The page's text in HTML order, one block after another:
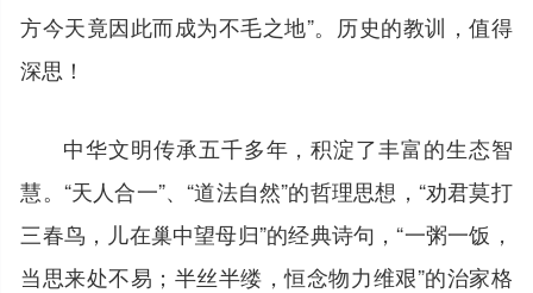
方今天竟因此而成为不毛之地”。历史的教训，值得
深思！
中华文明传承五千多年，积淀了丰富的生态智
慧。“天人合一”、“道法自然”的哲理思想，“劝君莫打
三春鸟，儿在巢中望母归”的经典诗句，“一粥一饭，
当思来处不易；半丝半缕，恒念物力维艰”的治家格